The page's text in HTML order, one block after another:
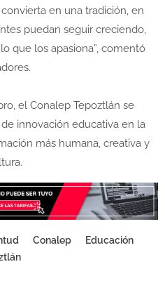
en una tradición, en
puedan seguir creciendo,
que los apasiona”, comentó
el Conalep Tepoztlán se
innovación educativa en la
más humana, creativa y
Conalep
Educación